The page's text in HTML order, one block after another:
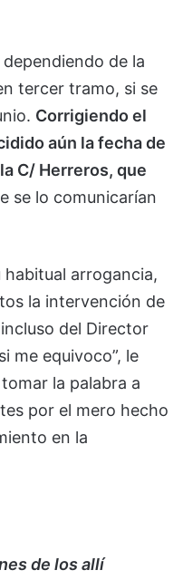
de la
tercer tramo, si se
Corrigiendo el
aún la fecha de
C/ Herreros, que
se lo comunicarían
habitual arrogancia,
la intervención de
del Director
me equivoco”, le
la palabra a
por el mero hecho
en la
de los allí